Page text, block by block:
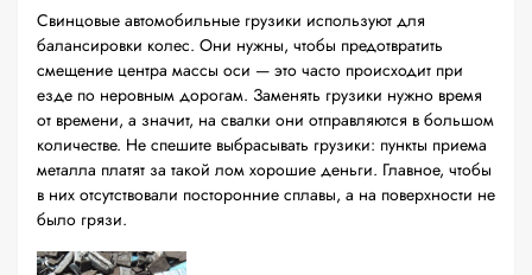
Свинцовые автомобильные грузики используют для
балансировки колес. Они нужны, чтобы предотвратить
смещение центра массы оси — это часто происходит при
езде по неровным дорогам. Заменять грузики нужно время
от времени, а значит, на свалки они отправляются в большом
количестве. Не спешите выбрасывать грузики: пункты приема
металла платят за такой лом хорошие деньги. Главное, чтобы
в них отсутствовали посторонние сплавы, а на поверхности не
было грязи.